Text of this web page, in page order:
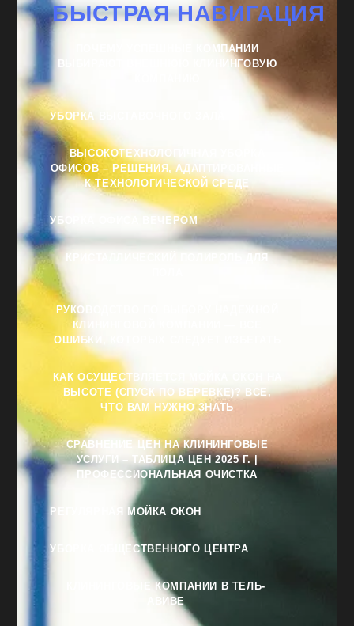
БЫСТРАЯ НАВИГАЦИЯ
ПОЧЕМУ УСПЕШНЫЕ КОМПАНИИ
ВЫБИРАЮТ ВНЕШНЮЮ КЛИНИНГОВУЮ
УБОРКА ВЫСТАВОЧНОГО ЗАЛА
ВЫСОКОТЕХНОЛОГИЧНАЯ УБОРКА
ОФИСОВ – РЕШЕНИЯ, АДАПТИРОВАННЫЕ
К ТЕХНОЛОГИЧЕСКОЙ СРЕДЕ
УБОРКА ОФИСА ВЕЧЕРОМ
КРИСТАЛЛИЧЕСКИЙ ПОЛИРОЛЬ ДЛЯ
РУКОВОДСТВО ПО ВЫБОРУ НАДЕЖНОЙ
КЛИНИНГОВОЙ КОМПАНИИ — ВСЕ
ОШИБКИ, КОТОРЫХ СЛЕДУЕТ ИЗБЕГАТЬ
КАК ОСУЩЕСТВЛЯЕТСЯ МОЙКА ОКОН НА
ВЫСОТЕ (СПУСК ПО ВЕРЕВКЕ)? ВСЕ,
ЧТО ВАМ НУЖНО ЗНАТЬ
СРАВНЕНИЕ ЦЕН НА КЛИНИНГОВЫЕ
УСЛУГИ – ТАБЛИЦА ЦЕН 2025 Г. |
ПРОФЕССИОНАЛЬНАЯ ОЧИСТКА
РЕГУЛЯРНАЯ МОЙКА ОКОН
УБОРКА ОБЩЕСТВЕННОГО ЦЕНТРА
КЛИНИНГОВЫЕ КОМПАНИИ В ТЕЛЬ-
АВИВЕ